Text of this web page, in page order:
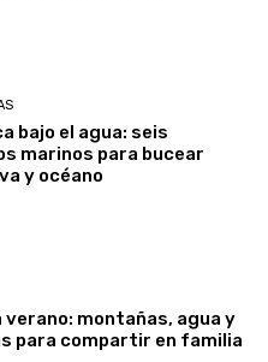
bajo el agua: seis
marinos para bucear
y océano
verano: montañas, agua y
para compartir en familia